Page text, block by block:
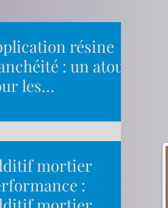
résine
: un atout
les
technologie PUMA (Polyuréthane
avec des monomères acryliques).
conçu pour les surfaces extérieures
à de fortes contraintes
et climatiques.
mortier
: